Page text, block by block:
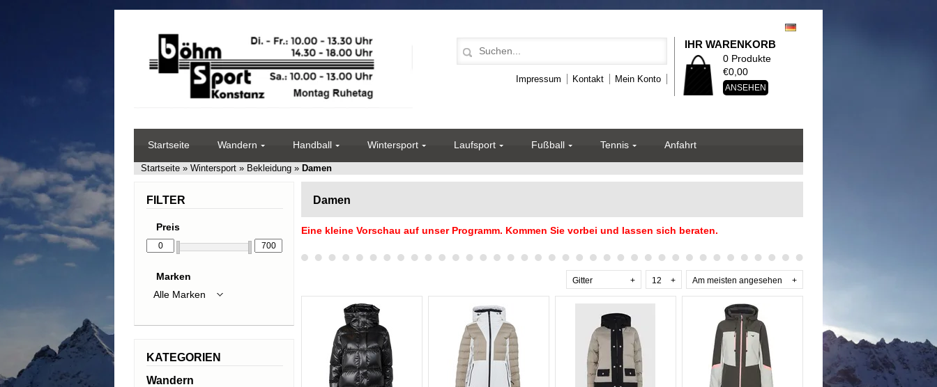
Impressum Kontakt Mein Konto
IHR WARENKORB
0 Produkte
€0,00
ANSEHEN
Startseite Wandern Handball Wintersport Laufsport Fußball Tennis Anfahrt
Startseite » Wintersport » Bekleidung » Damen
Damen
Eine kleine Vorschau auf unser Programm. Kommen Sie vorbei und lassen sich beraten.
Am meisten angesehen +
12 +
Gitter +
FILTER
Preis
Marken
KATEGORIEN
Wandern